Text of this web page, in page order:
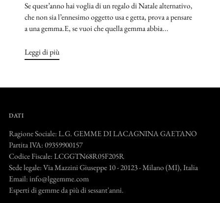
Se quest’anno hai voglia di un regalo di Natale alternativo,
che non sia l’ennesimo oggetto usa e getta, prova a pensare
a una gemma.E, se vuoi che quella gemma abbia...
Leggi di più
DATI
Ragione Sociale: L.G. GEMME DI LACAGNINA GAETANO
Partita IVA: 09359900157
Codice Fiscale: LCGGTN68R05F205R
Sede legale: Via Mazzini Giuseppe 10 - 20123 - Milano (MI), Italia
Email: info@lggemme.com
Esperti di gemme da più di sessant'anni.